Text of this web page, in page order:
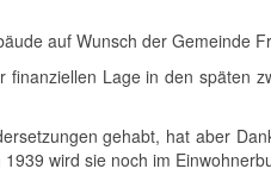
auf Wunsch der Gemeinde
Lage in den späten
gehabt, hat aber
wird sie noch im